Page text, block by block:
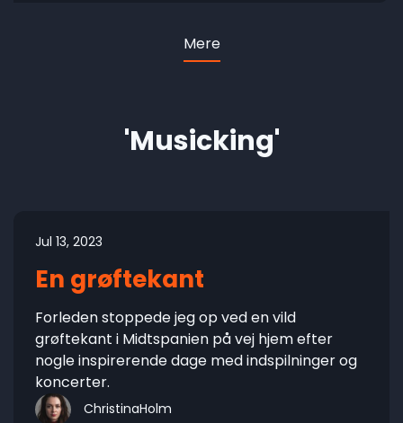
Mere
'Musicking'
Jul 13, 2023
En grøftekant
Forleden stoppede jeg op ved en vild
grøftekant i Midtspanien på vej hjem efter
nogle inspirerende dage med indspilninger og
koncerter.
ChristinaHolm